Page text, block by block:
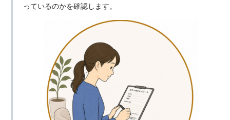
っているのかを確認します。